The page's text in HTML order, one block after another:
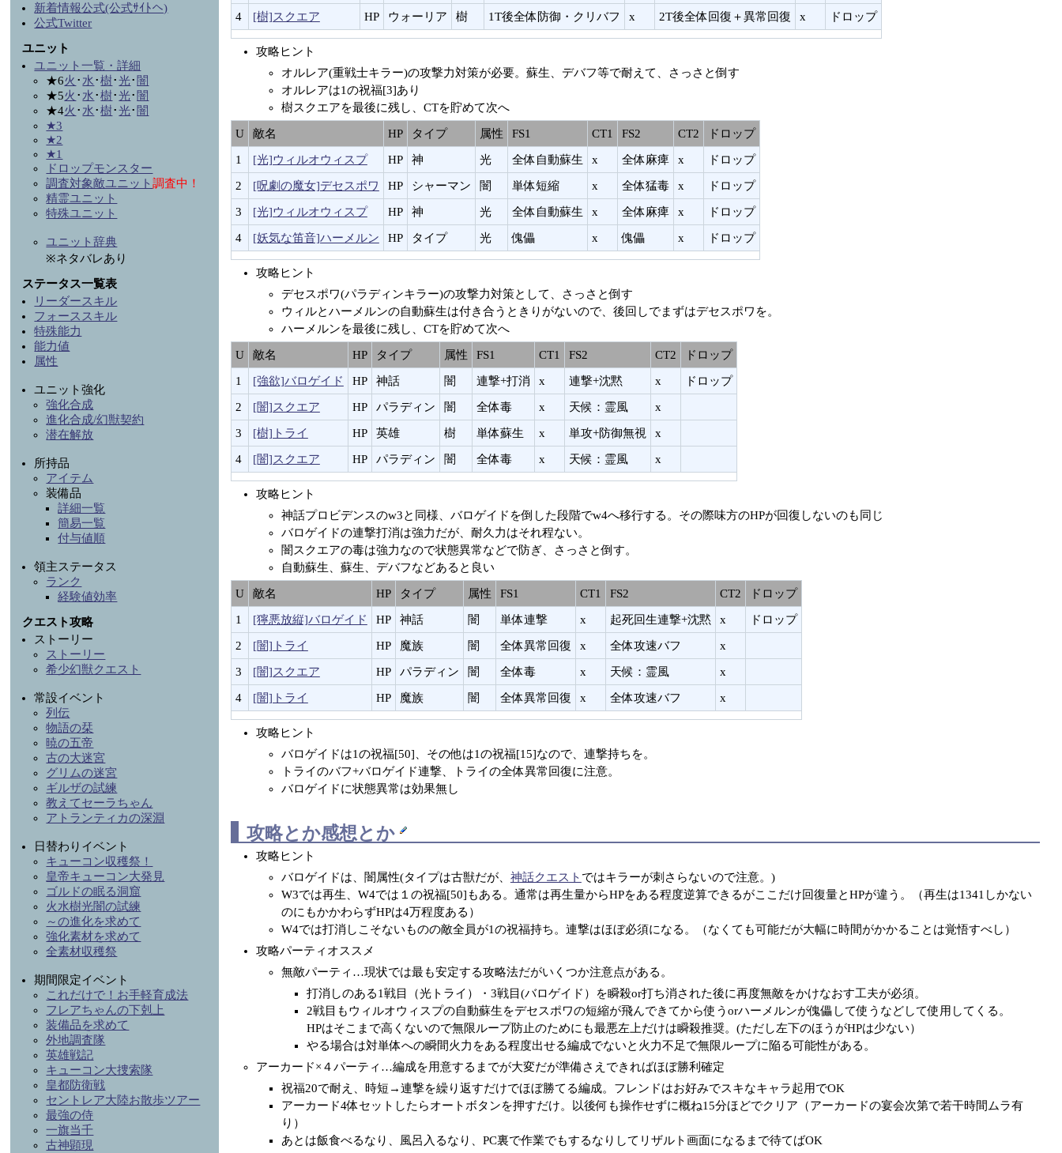
4 [樹]スクエア HP ウォーリア 樹 1T後全体防御・クリバフ x 2T後全体回復＋異常回復 x ドロップ
攻略ヒント
オルレア(重戦士キラー)の攻撃力対策が必要。蘇生、デバフ等で耐えて、さっさと倒す
オルレアは1の祝福[3]あり
樹スクエアを最後に残し、CTを貯めて次へ
U 敵名 HP タイプ 属性 FS1 CT1 FS2 CT2 ドロップ
1 [光]ウィルオウィスプ HP 神 光 全体自動蘇生 x 全体麻痺 x ドロップ
2 [呪劇の魔女]デセスポワ HP シャーマン 闇 単体短縮 x 全体猛毒 x ドロップ
3 [光]ウィルオウィスプ HP 神 光 全体自動蘇生 x 全体麻痺 x ドロップ
4 [妖気な笛音]ハーメルン HP タイプ 光 傀儡 x 傀儡 x ドロップ
攻略ヒント
デセスポワ(パラディンキラー)の攻撃力対策として、さっさと倒す
ウィルとハーメルンの自動蘇生は付き合うときりがないので、後回しでまずはデセスポワを。
ハーメルンを最後に残し、CTを貯めて次へ
U 敵名 HP タイプ 属性 FS1 CT1 FS2 CT2 ドロップ
1 [強欲]バロゲイド HP 神話 闇 連撃+打消 x 連撃+沈黙 x ドロップ
2 [闇]スクエア HP パラディン 闇 全体毒 x 天候：霊風 x
3 [樹]トライ HP 英雄 樹 単体蘇生 x 単攻+防御無視 x
4 [闇]スクエア HP パラディン 闇 全体毒 x 天候：霊風 x
攻略ヒント
神話プロビデンスのw3と同様、バロゲイドを倒した段階でw4へ移行する。その際味方のHPが回復しないのも同じ
バロゲイドの連撃打消は強力だが、耐久力はそれ程ない。
闇スクエアの毒は強力なので状態異常などで防ぎ、さっさと倒す。
自動蘇生、蘇生、デバフなどあると良い
U 敵名 HP タイプ 属性 FS1 CT1 FS2 CT2 ドロップ
1 [獰悪放縦]バロゲイド HP 神話 闇 単体連撃 x 起死回生連撃+沈黙 x ドロップ
2 [闇]トライ HP 魔族 闇 全体異常回復 x 全体攻速バフ x
3 [闇]スクエア HP パラディン 闇 全体毒 x 天候：霊風 x
4 [闇]トライ HP 魔族 闇 全体異常回復 x 全体攻速バフ x
攻略ヒント
バロゲイドは1の祝福[50]、その他は1の祝福[15]なので、連撃持ちを。
トライのバフ+バロゲイド連撃、トライの全体異常回復に注意。
バロゲイドに状態異常は効果無し
攻略とか感想とか
攻略ヒント
バロゲイドは、闇属性(タイプは古獣だが、 神話クエスト ではキラーが刺さらないので注意。)
W3では再生、W4では１の祝福[50]もある。通常は再生量からHPをある程度逆算できるがここだけ回復量とHPが違う。（再生は1341しかない
のにもかかわらずHPは4万程度ある）
W4では打消しこそないものの敵全員が1の祝福持ち。連撃はほぼ必須になる。（なくても可能だが大幅に時間がかかることは覚悟すべし）
攻略パーティオススメ
無敵パーティ…現状では最も安定する攻略法だがいくつか注意点がある。
打消しのある1戦目（光トライ）・3戦目(バロゲイド）を瞬殺or打ち消された後に再度無敵をかけなおす工夫が必須。
2戦目もウィルオウィスプの自動蘇生をデセスポワの短縮が飛んできてから使うorハーメルンが傀儡して使うなどして使用してくる。
HPはそこまで高くないので無限ループ防止のためにも最悪左上だけは瞬殺推奨。(ただし左下のほうがHPは少ない）
やる場合は対単体への瞬間火力をある程度出せる編成でないと火力不足で無限ループに陥る可能性がある。
アーカード×４パーティ…編成を用意するまでが大変だが準備さえできればほぼ勝利確定
祝福20で耐え、時短→連撃を繰り返すだけでほぼ勝てる編成。フレンドはお好みでスキなキャラ起用でOK
アーカード4体セットしたらオートボタンを押すだけ。以後何も操作せずに概ね15分ほどでクリア（アーカードの宴会次第で若干時間ムラ有
り）
あとは飯食べるなり、風呂入るなり、PC裏で作業でもするなりしてリザルト画面になるまで待てばOK
新着情報公式(公式ｻｲﾄへ)
公式Twitter
ユニット
ユニット一覧・詳細
★6火 ･ 水 ･樹･光･ 闇
★5火 ･ 水 ･樹･光･ 闇
★4火 ･ 水 ･樹･光･ 闇
★3
★2
★1
ドロップモンスター
調査対象敵ユニット調査中！
精霊ユニット
特殊ユニット
ユニット辞典
※ネタバレあり
ステータス一覧表
リーダースキル
フォーススキル
特殊能力
能力値
属性
ユニット強化
強化合成
進化合成/幻獣契約
潜在解放
所持品
アイテム
装備品
詳細一覧
簡易一覧
付与値順
領主ステータス
ランク
経験値効率
クエスト攻略
ストーリー
ストーリー
希少幻獣クエスト
常設イベント
列伝
物語の栞
暁の五帝
古の大迷宮
グリムの迷宮
ギルザの試練
教えてセーラちゃん
アトランティカの深淵
日替わりイベント
キューコン収穫祭！
皇帝キューコン大発見
ゴルドの眠る洞窟
火水樹光闇の試練
～の進化を求めて
強化素材を求めて
全素材収穫祭
期間限定イベント
これだけで！お手軽育成法
フレアちゃんの下剋上
装備品を求めて
外地調査隊
英雄戦記
キューコン大捜索隊
皇都防衛戦
セントレア大陸お散歩ツアー
最強の侍
一旗当千
古神顕現